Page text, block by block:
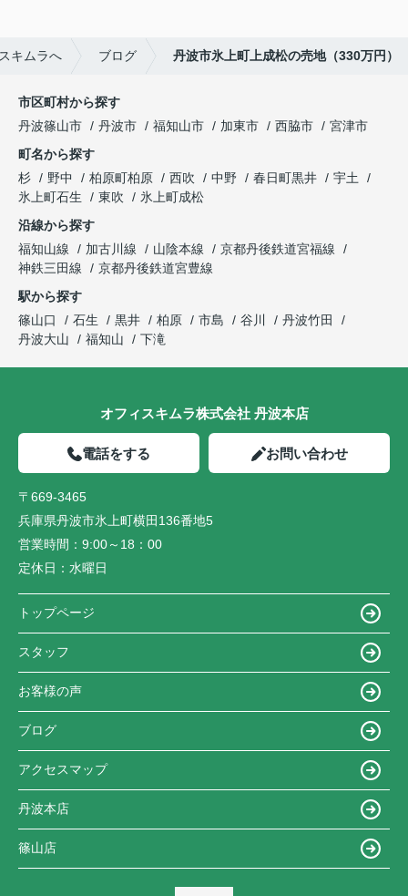
キムラへ ブログ 丹波市氷上町上成松の売地（330万円）
市区町村から探す
丹波篠山市
丹波市 福知山市 加東市 西脇市
宮津市
町名から探す
杉
野中 柏原町柏原 西吹 中野 春日町黒井
宇土
氷上町石生
東吹
氷上町成松
沿線から探す
福知山線
加古川線 山陰本線
京都丹後鉄道宮福線
神鉄三田線
京都丹後鉄道宮豊線
駅から探す
篠山口
石生 黒井 柏原 市島 谷川
丹波竹田
丹波大山
福知山 下滝
オフィスキムラ株式会社 丹波本店
電話をする お問い合わせ
〒669-3465
兵庫県丹波市氷上町横田136番地5
営業時間： 9:00～18：00
定休日： 水曜日
トップページ
スタッフ
お客様の声
ブログ
アクセスマップ
丹波本店
篠山店